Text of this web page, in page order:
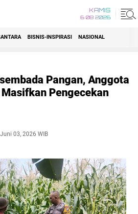
KAMIS
6 08 2026
BISNIS-INSPIRASI NASIONAL
Pangan, Anggota
Pengecekan
03, 2026 WIB